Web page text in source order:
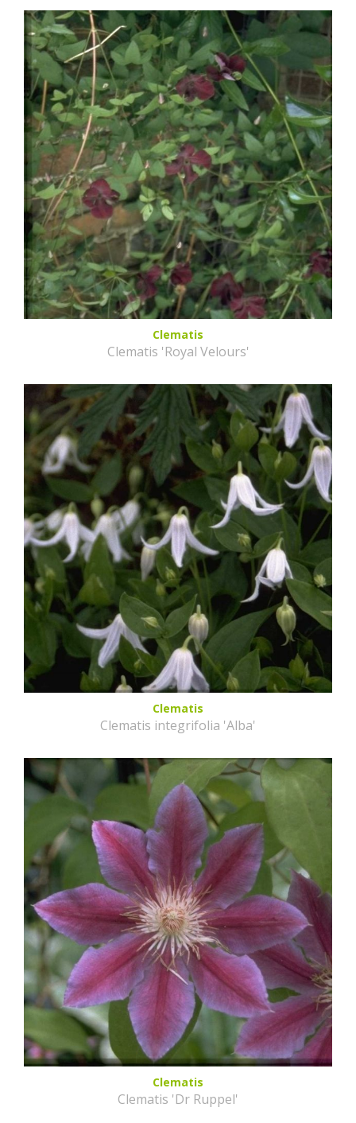
Clematis
Clematis 'Royal Velours'
Clematis
Clematis integrifolia 'Alba'
Clematis
Clematis 'Dr Ruppel'